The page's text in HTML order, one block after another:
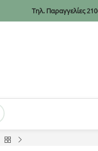
Τηλ. Παραγγελίες